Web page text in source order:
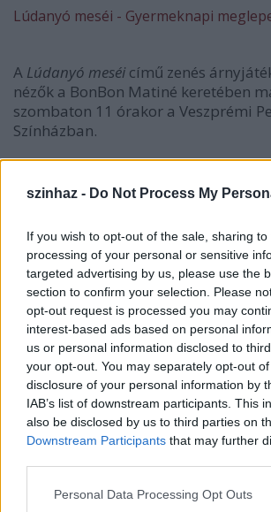
szinhaz - Do Not Process My
If you wish to opt-out of the sale, sharing
processing of your personal or sensitive
targeted advertising by us, please use the
section to confirm your selection. Please
opt-out request is processed you may
interest-based ads based on personal
us or personal information disclosed to
your opt-out. You may separately opt-out
disclosure of your personal information by
IAB’s list of downstream participants. This
also be disclosed by us to third parties on
Downstream Participants that may further
Please note that this website/app uses one
Personal Data Processing Opt Outs
Lúdanyó meséi - Gyermeknapi
A Lúdanyó meséi című zenés
nézők a BonBon Matiné keretében
szombaton 11 órakor a Veszprémi
Színházban.
A teátrum gyermeknapi
Ferenc.